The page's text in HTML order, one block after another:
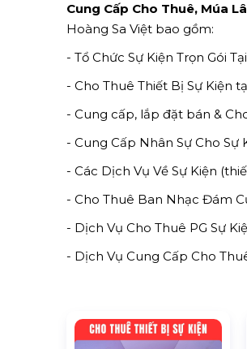
Cung Cấp Cho Thuê, Múa
Hoàng Sa Việt bao gồm:
- Tổ Chức Sự Kiện Trọn Gói
- Cho Thuê Thiết Bị Sự Kiện
- Cung cấp, lắp đặt bán &
- Cung Cấp Nhân Sự Cho Sự
- Các Dịch Vụ Về Sự Kiện
- Cho Thuê Ban Nhạc Đám
- Dịch Vụ Cho Thuê PG Sự
- Dịch Vụ Cung Cấp Cho